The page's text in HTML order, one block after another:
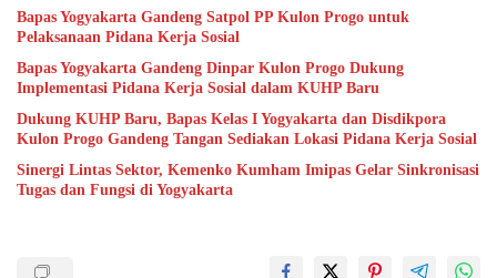
Bapas Yogyakarta Gandeng Satpol PP Kulon Progo untuk
Pelaksanaan Pidana Kerja Sosial
Bapas Yogyakarta Gandeng Dinpar Kulon Progo Dukung
Implementasi Pidana Kerja Sosial dalam KUHP Baru
Dukung KUHP Baru, Bapas Kelas I Yogyakarta dan Disdikpora
Kulon Progo Gandeng Tangan Sediakan Lokasi Pidana Kerja Sosial
Sinergi Lintas Sektor, Kemenko Kumham Imipas Gelar Sinkronisasi
Tugas dan Fungsi di Yogyakarta